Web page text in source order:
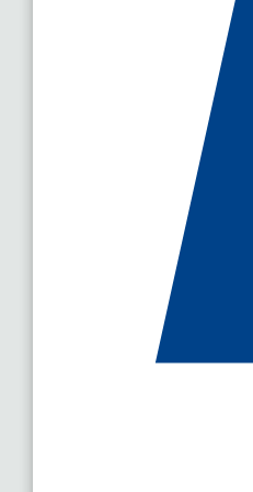
Construction de